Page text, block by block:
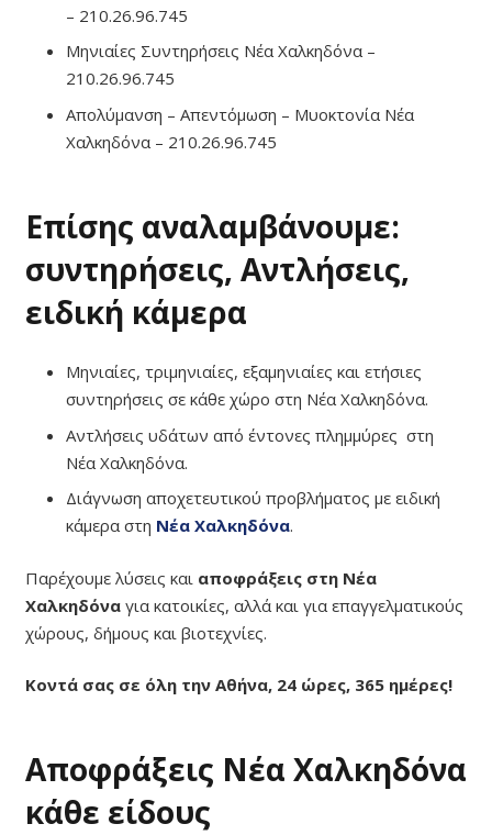
– 210.26.96.745
Μηνιαίες Συντηρήσεις Νέα Χαλκηδόνα –
210.26.96.745
Απολύμανση – Απεντόμωση – Μυοκτονία Νέα
Χαλκηδόνα – 210.26.96.745
Επίσης αναλαμβάνουμε:
συντηρήσεις, Αντλήσεις,
ειδική κάμερα
Μηνιαίες, τριμηνιαίες, εξαμηνιαίες και ετήσιες
συντηρήσεις σε κάθε χώρο στη Νέα Χαλκηδόνα.
Αντλήσεις υδάτων από έντονες πλημμύρες στη
Νέα Χαλκηδόνα.
Διάγνωση αποχετευτικού προβλήματος με ειδική
κάμερα στη Νέα Χαλκηδόνα.
Παρέχουμε λύσεις και αποφράξεις στη Νέα
Χαλκηδόναγια κατοικίες, αλλά και για επαγγελματικούς
χώρους, δήμους και βιοτεχνίες.
Κοντά σας σε όλη την Αθήνα, 24 ώρες, 365 ημέρες!
Αποφράξεις Νέα Χαλκηδόνα
κάθε είδους